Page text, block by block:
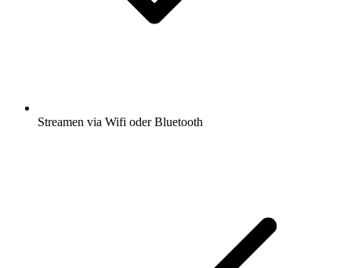
Streamen via Wifi oder Bluetooth